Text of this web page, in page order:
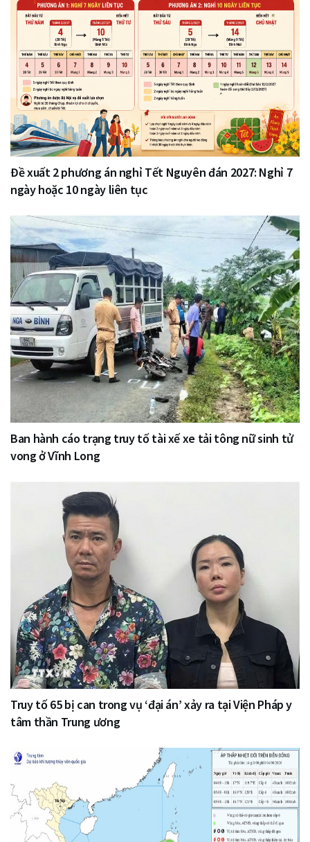
Đề xuất 2 phương án nghỉ Tết Nguyên đán 2027: Nghỉ 7
ngày hoặc 10 ngày liên tục
Ban hành cáo trạng truy tố tài xế xe tải tông nữ sinh tử
vong ở Vĩnh Long
Truy tố 65 bị can trong vụ ‘đại án’ xảy ra tại Viện Pháp y
tâm thần Trung ương